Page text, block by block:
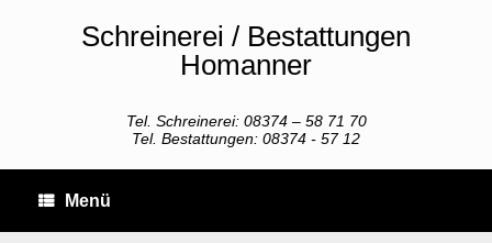
Schreinerei / Bestattungen
Homanner
Tel. Schreinerei: 08374 – 58 71 70
Tel. Bestattungen: 08374 - 57 12
Menü